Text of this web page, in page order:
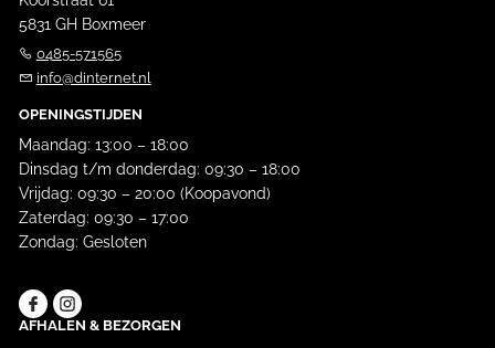
5831 GH Boxmeer
0485-571565
info@dinternet.nl
OPENINGSTIJDEN
Maandag: 13:00 – 18:00
Dinsdag t/m donderdag: 09:30 – 18:00
Vrijdag: 09:30 – 20:00 (Koopavond)
Zaterdag: 09:30 – 17:00
Zondag: Gesloten
AFHALEN & BEZORGEN